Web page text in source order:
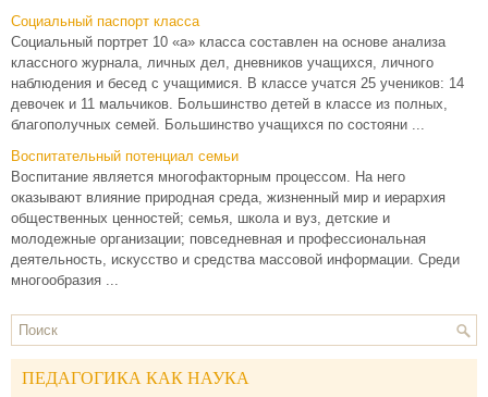
Социальный паспорт класса
Социальный портрет 10 «а» класса составлен на основе анализа
классного журнала, личных дел, дневников учащихся, личного
наблюдения и бесед с учащимися. В классе учатся 25 учеников: 14
девочек и 11 мальчиков. Большинство детей в классе из полных,
благополучных семей. Большинство учащихся по состояни ...
Воспитательный потенциал семьи
Воспитание является многофакторным процессом. На него
оказывают влияние природная среда, жизненный мир и иерархия
общественных ценностей; семья, школа и вуз, детские и
молодежные организации; повседневная и профессиональная
деятельность, искусство и средства массовой информации. Среди
многообразия ...
ПЕДАГОГИКА КАК НАУКА